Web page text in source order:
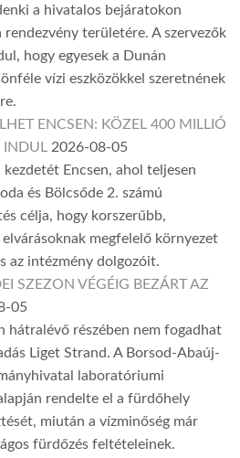
a hivatalos bejáratokon
területére. A szervezők
hogy egyesek a Dunán
vízi eszközökkel szeretnének
ENCSEN: KÖZEL 400 MILLIÓ
INDUL 2026-08-05
kezdetét Encsen, ahol teljesen
és Bölcsőde 2. számú
célja, hogy korszerűbb,
megfelelő környezet
az intézmény dolgozóit.
SZEZON VÉGÉIG BEZÁRT AZ
05
hátralévő részében nem fogadhat
Liget Strand. A Borsod-Abaúj-
laboratóriumi
rendelte el a fürdőhely
miután a vízminőség már
fürdőzés feltételeinek.